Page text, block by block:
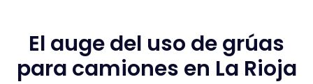
El auge del uso de grúas
para camiones en La Rioja